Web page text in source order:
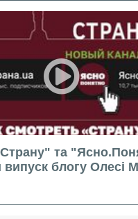
та
випуск блогу Олесі